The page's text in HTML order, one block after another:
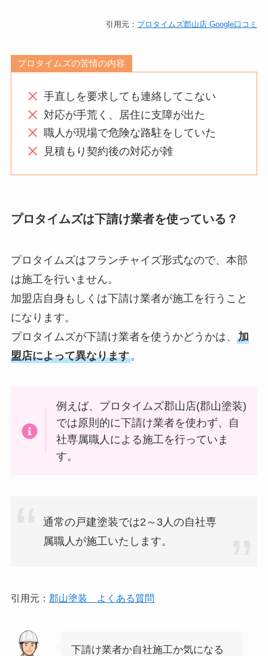
引用元： プロタイムズ郡山店 Google口コミ
プロタイムズの苦情の内容
手直しを要求しても連絡してこない
対応が手荒く、居住に支障が出た
職人が現場で危険な路駐をしていた
見積もり契約後の対応が雑
プロタイムズは下請け業者を使っている？
プロタイムズはフランチャイズ形式なので、本部
は施工を行いません。
加盟店自身もしくは下請け業者が施工を行うこと
になります。
プロタイムズが下請け業者を使うかどうかは、 加
盟店によって異なります。
例えば、プロタイムズ郡山店(郡山塗装)
では原則的に下請け業者を使わず、自
社専属職人による施工を行っていま
す。
通常の戸建塗装では2～3人の自社専
属職人が施工いたします。
引用元： 郡山塗装 よくある質問
下請け業者か自社施工か気になる